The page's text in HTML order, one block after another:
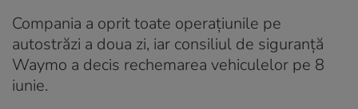
Compania a oprit toate operațiunile pe
autostrăzi a doua zi, iar consiliul de siguranță
Waymo a decis rechemarea vehiculelor pe 8
iunie.